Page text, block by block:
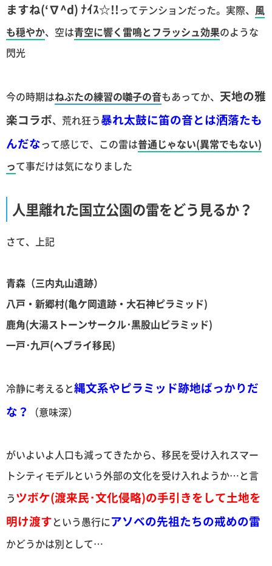
ますね(‘∇^d) ﾅｲｽ☆!!ってテンションだった。実際、 風
も穏やか、空は青空に響く雷鳴とフラッシュ効果のような
閃光
今の時期はねぶたの練習の囃子の音もあってか、 天地の雅
楽コラボ、荒れ狂う暴れ太鼓に笛の音とは洒落たも
んだなって感じで、この雷は普通じゃない(異常でもない)
って事だけは気になりました
人里離れた国立公園の雷をどう見るか？
さて、上記
青森（三内丸山遺跡）
八戸・新郷村(亀ケ岡遺跡・大石神ピラミッド)
鹿角(大湯ストーンサークル･黒股山ピラミッド)
一戸･九戸(ヘブライ移民)
冷静に考えると縄文系やピラミッド跡地ばっかりだ
な？
（意味深）
がいよいよ人口も減ってきたから、移民を受け入れスマー
トシティモデルという外部の文化を受け入れようか…と言
うツボケ(渡来民･文化侵略)の手引きをして土地を
明け渡すという愚行にアソベの先祖たちの戒めの雷
かどうかは別として…